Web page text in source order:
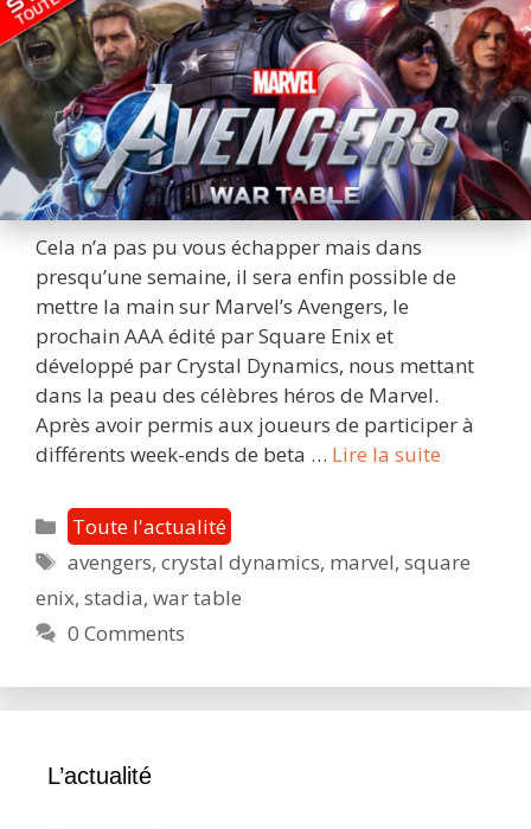
Cela n’a pas pu vous échapper mais dans
presqu’une semaine, il sera enfin possible de
mettre la main sur Marvel’s Avengers, le
prochain AAA édité par Square Enix et
développé par Crystal Dynamics, nous mettant
dans la peau des célèbres héros de Marvel.
Après avoir permis aux joueurs de participer à
différents week-ends de beta … Lire la suite
dévoilera
le
Catégories
Toute l'actualité
Étiquettes
avengers,crystal dynamics, marvel,square
enix, stadia, war table
0 Comments
L’actualité